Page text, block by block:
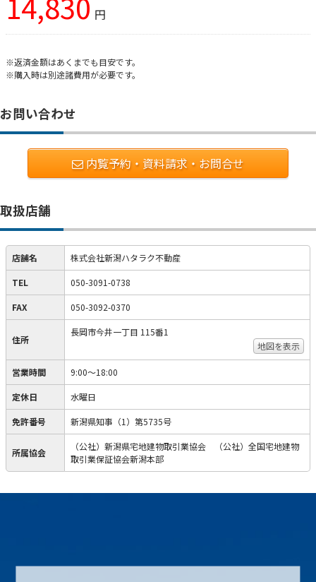
円
※返済金額はあくまでも目安です。
※購入時は別途諸費用が必要です。
お問い合わせ
内覧予約・資料請求・お問合せ
取扱店舗
店舗名 株式会社新潟ハタラク不動産
TEL 050-3091-0738
FAX 050-3092-0370
住所
長岡市今井一丁目 115番1
地図を表示
営業時間 9:00～18:00
定休日 水曜日
免許番号 新潟県知事（1）第5735号
所属協会
（公社）新潟県宅地建物取引業協会 （公社）全国宅地建物
取引業保証協会新潟本部